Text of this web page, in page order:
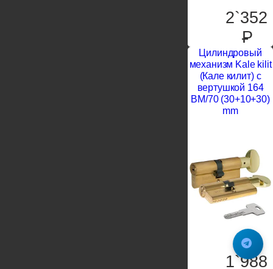
2`352
P
Цилиндровый
механизм Kale kilit
(Кале килит) с
вертушкой 164
BM/70 (30+10+30)
mm
1`988